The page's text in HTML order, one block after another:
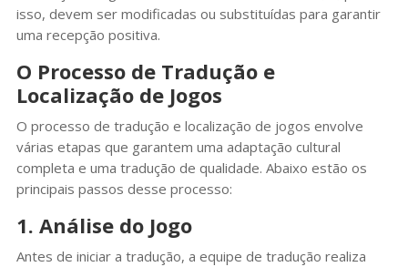
isso, devem ser modificadas ou substituídas para garantir
uma recepção positiva.
O Processo de Tradução e
Localização de Jogos
O processo de tradução e localização de jogos envolve
várias etapas que garantem uma adaptação cultural
completa e uma tradução de qualidade. Abaixo estão os
principais passos desse processo:
1. Análise do Jogo
Antes de iniciar a tradução, a equipe de tradução realiza